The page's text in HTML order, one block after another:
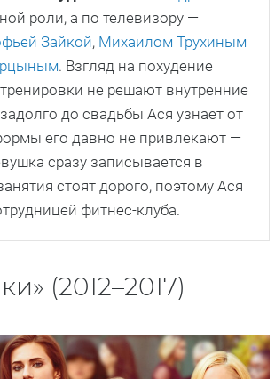
роли, а по телевизору —
Зайкой, Михаилом Трухиным
. Взгляд на похудение
не решают внутренние
до свадьбы Ася узнает от
его давно не привлекают —
сразу записывается в
стоят дорого, поэтому Ася
фитнес-клуба.
(2012–2017)